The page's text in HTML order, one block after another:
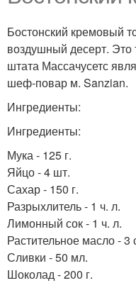
Бостонский кремовый
воздушный десерт.
штата Массачусетс
шеф-повар м. Sanzian.
Ингредиенты:
Ингредиенты:
Мука - 125 г.
Яйцо - 4 шт.
Сахар - 150 г.
Разрыхлитель - 1 ч. л.
Лимонный сок - 1 ч. л.
Растительное масло - 3
Сливки - 50 мл.
Шоколад - 200 г.